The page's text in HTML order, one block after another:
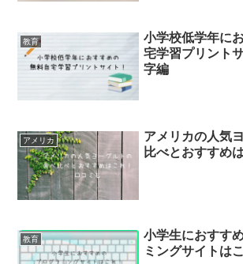
教育
小学校低学年に
宅学習プリント
字編
アメリカ
アメリカの人気
比べとおすすめ
教育
小学生におすす
ミングサイトは